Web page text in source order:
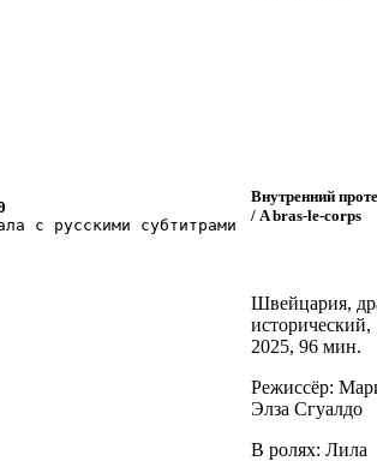
с русскими субтитрами
Внутренний
/ A bras-le-corps
Швейцария, д
исторический,
2025, 96 мин.
Режиссёр:
Элза Сгуалдо
В ролях: Лила